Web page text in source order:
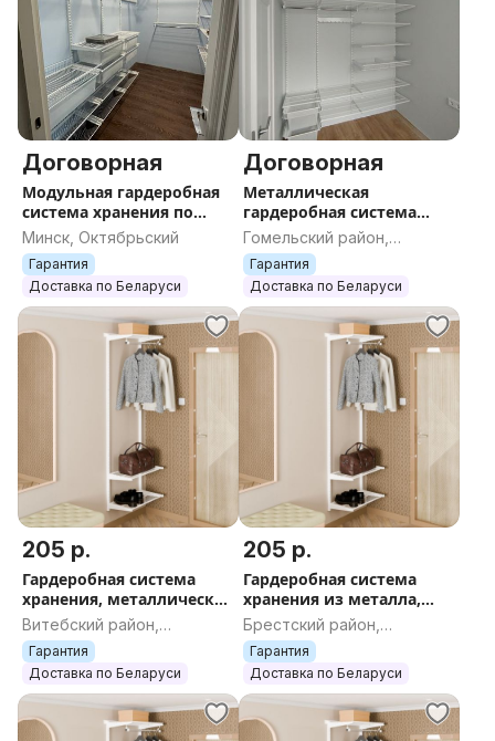
Договорная
Модульная гардеробная
система хранения по
индивидуальному
проекту, на заказ, по
Вашим размерам
Минск, Октябрьский
Гарантия
Доставка по Беларуси
Договорная
Металлическая
гардеробная система
хранения Титан-ГС,
гардеробная по
индивидуальным
размерам
Гомельский район,
Гомельская область
Гарантия
Доставка по Беларуси
205 р.
Гардеробная система
хранения, металлическая
гардеробная Титан-GS
Готовый комплект
600х350S белая
Витебский район,
Витебская область
Гарантия
Доставка по Беларуси
205 р.
Гардеробная система
хранения из металла,
система хранения, Титан-
GS Готовый комплект
600х350S белая
Брестский район,
Брестская область
Гарантия
Доставка по Беларуси